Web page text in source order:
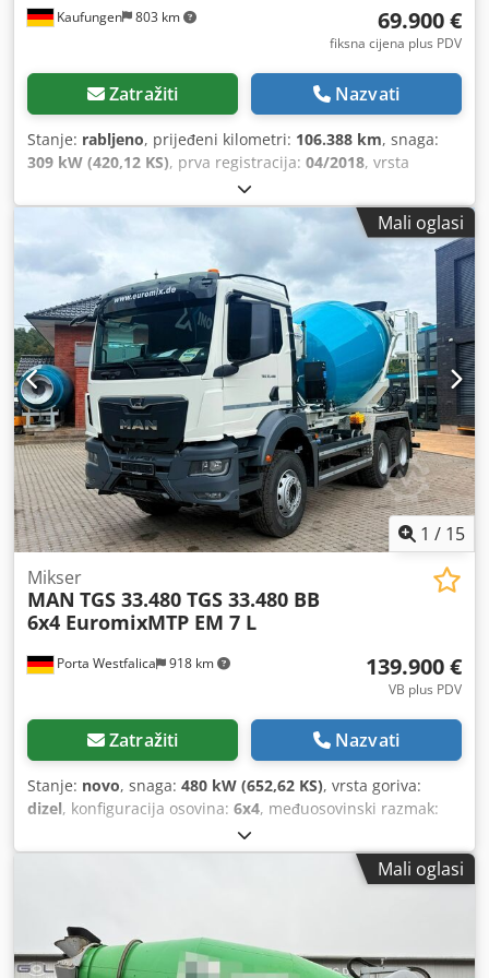
Kaufungen 803 km 69.900 €
fiksna cijena plus PDV
Zatražiti Nazvati
Stanje: rabljeno, prijeđeni kilometri: 106.388 km, snaga:
309 kW (420,12 KS), prva registracija: 04/2018, vrsta
37.000 kg
osovina:3 osovine, sljedeći pregled (TÜV):08/2028, boja:
automatski , emisijska klasa:Euro 6,
Godina proizvodnje:
ABS, klima uređaj
Mali oglasi
1 / 15
Porta Westfalica 918 km
Mikser
MAN TGS 33.480 TGS 33.480 BB
6x4 EuromixMTP EM 7 L
139.900 €
VB plus PDV
Zatražiti Nazvati
Stanje: novo, snaga: 480 kW (652,62 KS), vrsta goriva:
dizel, konfiguracija osovina: 6x4, međuosovinski razmak:
, kočnice:
bijela, vozačeva kabina:dnevna kabina, vrsta prijenosa:
, Godina proizvodnje:
EBS (Elektronički kočni sustav), blokada diferencijala,
električno upravljanje prozorima, elektronički program
stabilnosti (ESP), klima uređaj, kontrola proklizavanja,
Mali oglasi